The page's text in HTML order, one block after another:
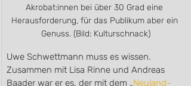
Akrobat:innen bei über 30 Grad eine
Herausforderung, für das Publikum aber ein
Genuss. (Bild: Kulturschnack)
Uwe Schwettmann muss es wissen.
Zusammen mit Lisa Rinne und Andreas
Baader war er es, der mit dem „Neuland-